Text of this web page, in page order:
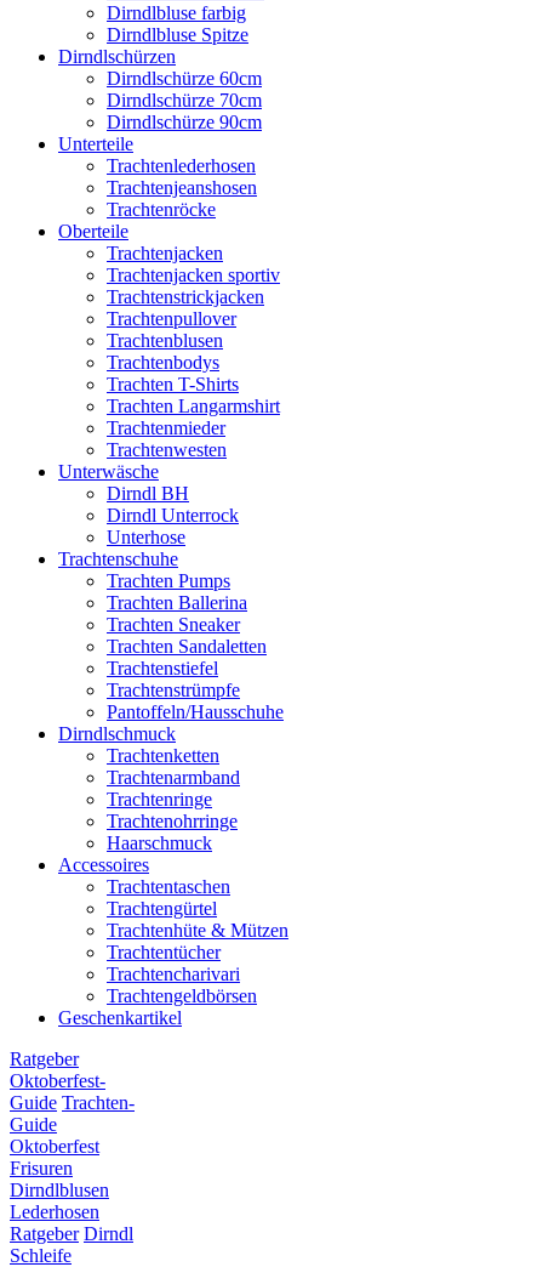
Dirndlbluse farbig
Dirndlbluse Spitze
Dirndlschürzen
Dirndlschürze 60cm
Dirndlschürze 70cm
Dirndlschürze 90cm
Unterteile
Trachtenlederhosen
Trachtenjeanshosen
Trachtenröcke
Oberteile
Trachtenjacken
Trachtenjacken sportiv
Trachtenstrickjacken
Trachtenpullover
Trachtenblusen
Trachtenbodys
Trachten T-Shirts
Trachten Langarmshirt
Trachtenmieder
Trachtenwesten
Unterwäsche
Dirndl BH
Dirndl Unterrock
Unterhose
Trachtenschuhe
Trachten Pumps
Trachten Ballerina
Trachten Sneaker
Trachten Sandaletten
Trachtenstiefel
Trachtenstrümpfe
Pantoffeln/Hausschuhe
Dirndlschmuck
Trachtenketten
Trachtenarmband
Trachtenringe
Trachtenohrringe
Haarschmuck
Accessoires
Trachtentaschen
Trachtengürtel
Trachtenhüte & Mützen
Trachtentücher
Trachtencharivari
Trachtengeldbörsen
Geschenkartikel
Ratgeber
Oktoberfest-
Guide Trachten-
Guide
Oktoberfest
Frisuren
Dirndlblusen
Lederhosen
Ratgeber Dirndl
Schleife